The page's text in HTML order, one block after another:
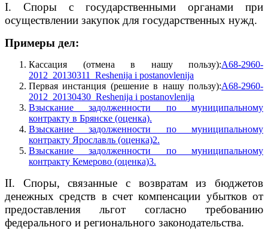
I. Споры с государственными органами при
осуществлении закупок для государственных нужд.
Примеры дел:
Кассация (отмена в нашу пользу):A68-2960-
2012_20130311_Reshenija i postanovlenija
Первая инстанция (решение в нашу пользу):A68-2960-
2012_20130430_Reshenija i postanovlenija
Взыскание задолженности по муниципальному
контракту в Брянске (оценка).
Взыскание задолженности по муниципальному
контракту Ярославль (оценка)2.
Взыскание задолженности по муниципальному
контракту Кемерово (оценка)3.
II. Споры, связанные с возвратам из бюджетов
денежных средств в счет компенсации убытков от
предоставления льгот согласно требованию
федерального и регионального законодательства.